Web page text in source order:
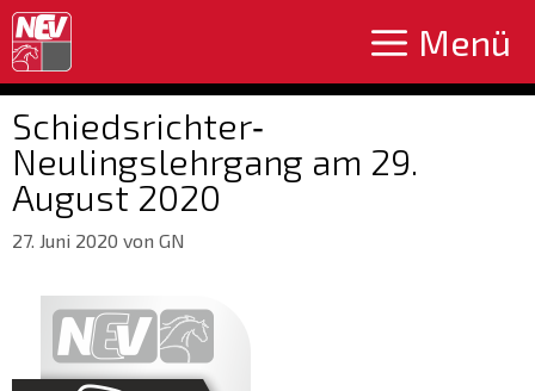
Zum
Inhalt
springen
Menü
Schiedsrichter‐
Neulingslehrgang am 29.
August 2020
27. Juni 2020 von GN